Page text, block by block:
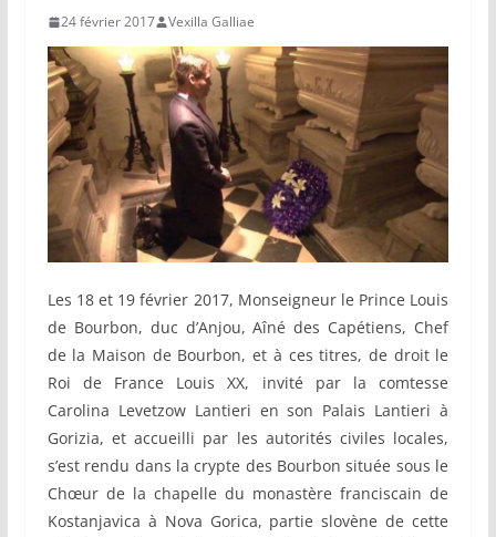
24 février 2017 Vexilla Galliae
Les 18 et 19 février 2017, Monseigneur le Prince Louis
de Bourbon, duc d’Anjou, Aîné des Capétiens, Chef
de la Maison de Bourbon, et à ces titres, de droit le
Roi de France Louis XX, invité par la comtesse
Carolina Levetzow Lantieri en son Palais Lantieri à
Gorizia, et accueilli par les autorités civiles locales,
s’est rendu dans la crypte des Bourbon située sous le
Chœur de la chapelle du monastère franciscain de
Kostanjavica à Nova Gorica, partie slovène de cette